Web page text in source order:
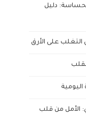
دليل
التغلب على الأرق
الأمل من قلب